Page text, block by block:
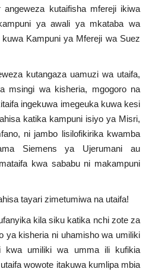
wa
angeweza kutaifisha mfereji ikiwa
ya awali ya mkataba wa
Kampuni ya Mfereji wa Suez
kutangaza uamuzi wa utaifa,
msingi wa kisheria, mgogoro na
ingekuwa imegeuka kuwa kesi
katika kampuni isiyo ya Misri,
ni jambo lisilofikirika kwamba
Siemens ya Ujerumani au
kwa sababu ni makampuni
tayari zimetumiwa na utaifa!
kila siku katika nchi zote za
ya kisheria ni uhamisho wa umiliki
kwa umiliki wa umma ili kufikia
wowote itakuwa kumlipa mbia